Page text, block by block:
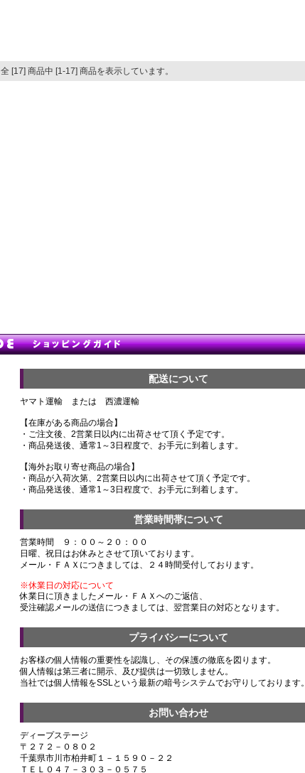
全 [17] 商品中 [1-17] 商品を表示しています。
配送について
ヤマト運輸 または 西濃運輸
【在庫がある商品の場合】
・ご注文後、2営業日以内に出荷させて頂く予定です。
・商品発送後、通常1～3日程度で、お手元に到着します。
【海外お取り寄せ商品の場合】
・商品が入荷次第、2営業日以内に出荷させて頂く予定です。
・商品発送後、通常1～3日程度で、お手元に到着します。
営業時間帯について
営業時間 ９：００～２０：００
日曜、祝日はお休みとさせて頂いております。
メール・ＦＡＸにつきましては、２４時間受付しております。
※休業日の対応について
休業日に頂きましたメール・ＦＡＸへのご返信、
受注確認メールの送信につきましては、翌営業日の対応となります。
プライバシーについて
お客様の個人情報の重要性を認識し、その保護の徹底を図ります。
個人情報は第三者に開示、及び提供は一切致しません。
当社では個人情報をSSLという最新の暗号システムでお守りしております。
お問い合わせ
ディープステージ
〒２７２－０８０２
千葉県市川市柏井町１－１５９０－２２
ＴＥＬ０４７－３０３－０５７５